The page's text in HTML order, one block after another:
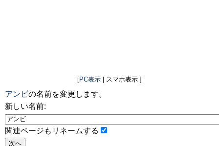
[PC表示 | スマホ表示 ]
アンビの名前を変更します。
新しい名前:
関連ページもリネームする